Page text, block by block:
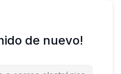
de nuevo!